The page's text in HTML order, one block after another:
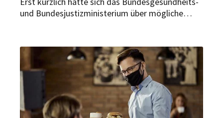
und Bundesjustizministerium über mögliche
vorgelegt. Nun gibt es bereits erste kritische
Stimmen aus dem Gastgewerbe dazu.